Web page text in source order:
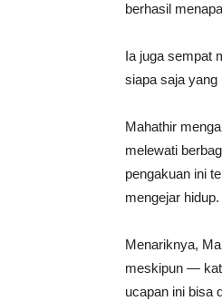
berhasil
Ia juga sempat
siapa saja yang
Mahathir
melewati
pengakuan ini
mengejar hidup.
Menariknya,
meskipun —
ucapan ini bisa